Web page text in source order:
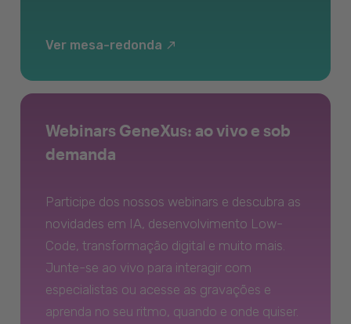
Ver mesa-redonda
Webinars GeneXus: ao vivo e sob
demanda
Participe dos nossos webinars e descubra as
novidades em IA, desenvolvimento Low-
Code, transformação digital e muito mais.
Junte-se ao vivo para interagir com
especialistas ou acesse as gravações e
aprenda no seu ritmo, quando e onde quiser.